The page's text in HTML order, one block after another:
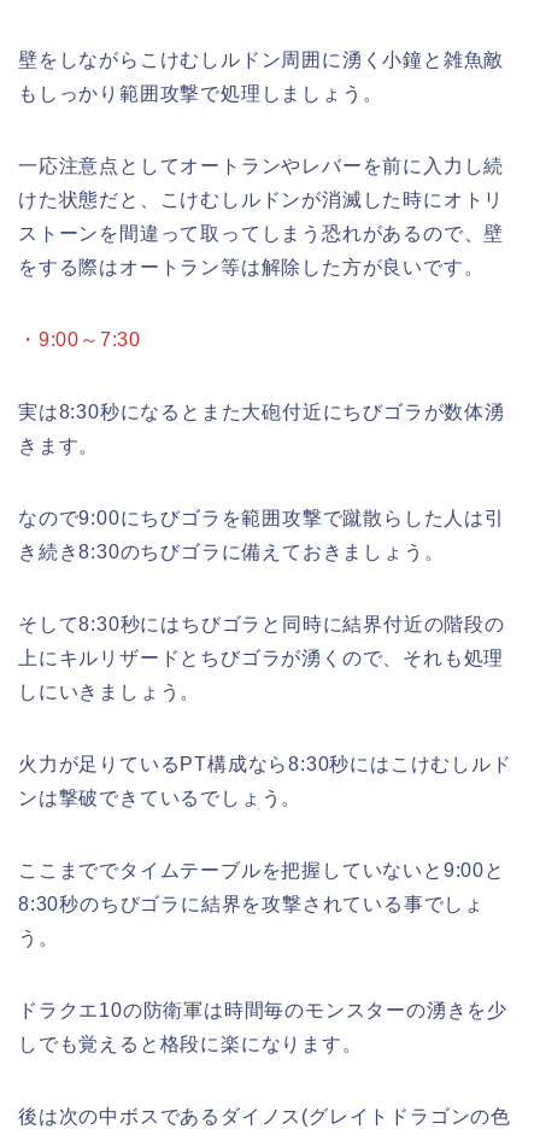
壁をしながらこけむしルドン周囲に湧く小鐘と雑魚敵
もしっかり範囲攻撃で処理しましょう。
一応注意点としてオートランやレバーを前に入力し続
けた状態だと、こけむしルドンが消滅した時にオトリ
ストーンを間違って取ってしまう恐れがあるので、壁
をする際はオートラン等は解除した方が良いです。
・9:00～7:30
実は8:30秒になるとまた大砲付近にちびゴラが数体湧
きます。
なので9:00にちびゴラを範囲攻撃で蹴散らした人は引
き続き8:30のちびゴラに備えておきましょう。
そして8:30秒にはちびゴラと同時に結界付近の階段の
上にキルリザードとちびゴラが湧くので、それも処理
しにいきましょう。
火力が足りているPT構成なら8:30秒にはこけむしルド
ンは撃破できているでしょう。
ここまででタイムテーブルを把握していないと9:00と
8:30秒のちびゴラに結界を攻撃されている事でしょ
う。
ドラクエ10の防衛軍は時間毎のモンスターの湧きを少
しでも覚えると格段に楽になります。
後は次の中ボスであるダイノス(グレイトドラゴンの色